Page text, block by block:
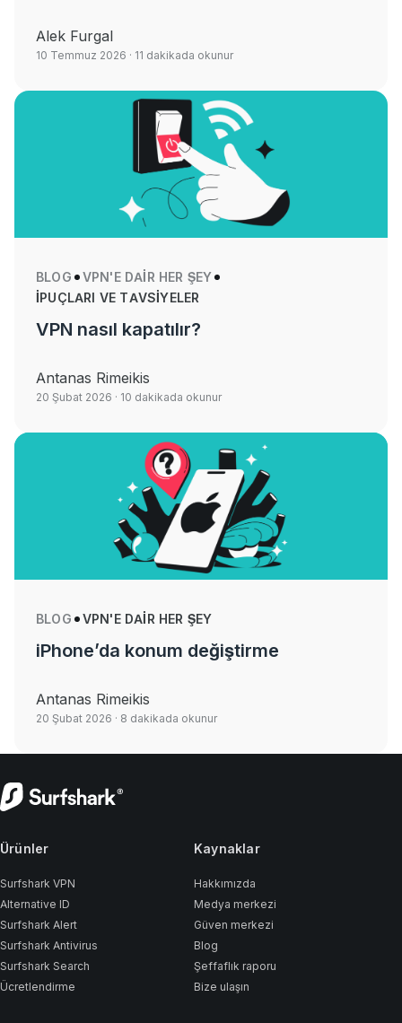
Alek Furgal
10 Temmuz 2026 · 11 dakikada okunur
BLOG
VPN'E DAIR HER ŞEY
İPUÇLARI VE TAVSIYELER
VPN nasıl kapatılır?
Antanas Rimeikis
20 Şubat 2026 · 10 dakikada okunur
BLOG VPN'E DAIR HER ŞEY
iPhone’da konum değiştirme
Antanas Rimeikis
20 Şubat 2026 · 8 dakikada okunur
Ürünler
Surfshark VPN
Alternative ID
Surfshark Alert
Surfshark Antivirus
Surfshark Search
Ücretlendirme
Kaynaklar
Hakkımızda
Medya merkezi
Güven merkezi
Blog
Şeffaflık raporu
Bize ulaşın